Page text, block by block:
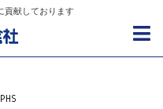
貢献しております
PHS